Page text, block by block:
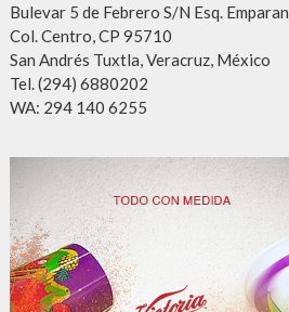
Bulevar 5 de Febrero S/N Esq. Emparan
Col. Centro, CP 95710
San Andrés Tuxtla, Veracruz, México
Tel. (294) 6880202
WA: 294 140 6255